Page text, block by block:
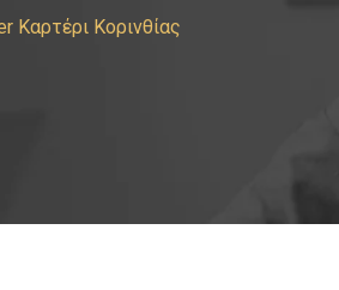
Καρτέρι Κορινθίας